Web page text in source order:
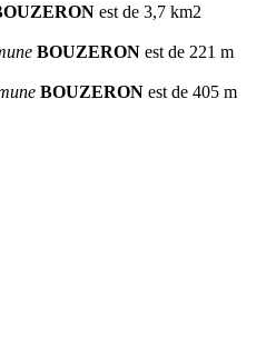
est de 3,7 km2
BOUZERON est de 221 m
BOUZERON est de 405 m